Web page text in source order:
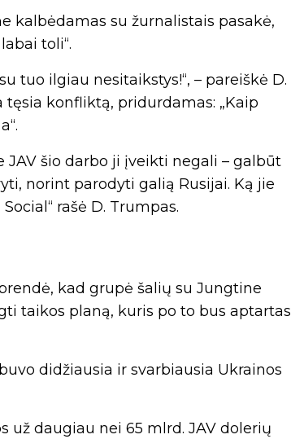
kalbėdamas su žurnalistais pasakė,
toli“.
tuo ilgiau nesitaikstys!“, – pareiškė D.
konfliktą, pridurdamas: „Kaip
JAV šio darbo ji įveikti negali – galbūt
norint parodyti galią Rusijai. Ką jie
rašė D. Trumpas.
kad grupė šalių su Jungtine
taikos planą, kuris po to bus aptartas
didžiausia ir svarbiausia Ukrainos
už daugiau nei 65 mlrd. JAV dolerių